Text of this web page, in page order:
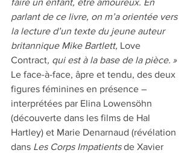
faire un enfant, être amoureux. En
parlant de ce livre, on m’a orientée vers
la lecture d’un texte du jeune auteur
britannique Mike Bartlett, Love
Contract, qui est à la base de la pièce. »
Le face-à-face, âpre et tendu, des deux
figures féminines en présence –
interprétées par Elina Lowensöhn
(découverte dans les films de Hal
Hartley) et Marie Denarnaud (révélation
dans Les Corps Impatients de Xavier